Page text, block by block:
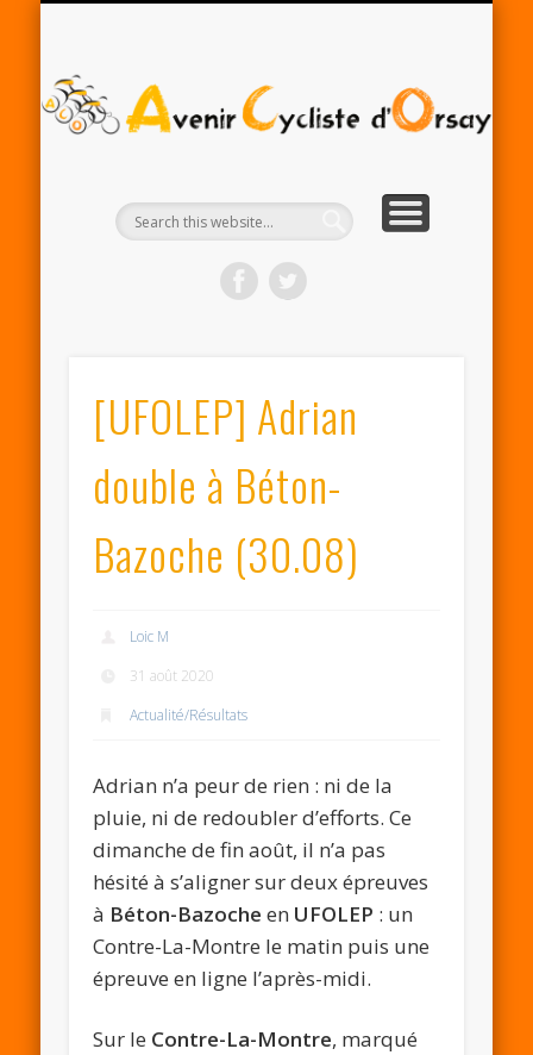
[UFOLEP] Adrian
double à Béton-
Bazoche (30.08)
Loic M
31 août 2020
Actualité/Résultats
Adrian n’a peur de rien : ni de la
pluie, ni de redoubler d’efforts. Ce
dimanche de fin août, il n’a pas
hésité à s’aligner sur deux épreuves
à Béton-Bazoche en UFOLEP : un
Contre-La-Montre le matin puis une
épreuve en ligne l’après-midi.
Sur le Contre-La-Montre, marqué